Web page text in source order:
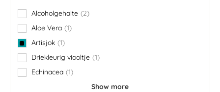
Alcoholgehalte 2
items
Aloe Vera 1
item
Artisjok 1
item
Driekleurig viooltje 1
item
Echinacea 1
item
Show more